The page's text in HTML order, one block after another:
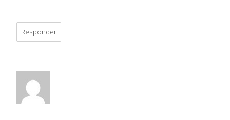
Responder